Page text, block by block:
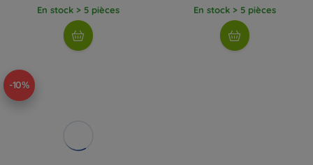
En stock > 5 pièces En stock > 5 pièces
-10%